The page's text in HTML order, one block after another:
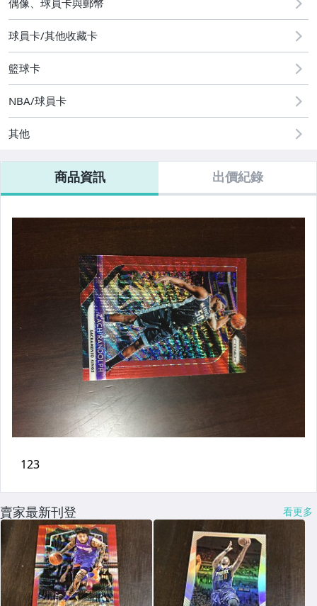
偶像、球員卡與郵幣
球員卡/其他收藏卡
籃球卡
NBA/球員卡
其他
商品資訊 出價紀錄
賣家最新刊登 看更多